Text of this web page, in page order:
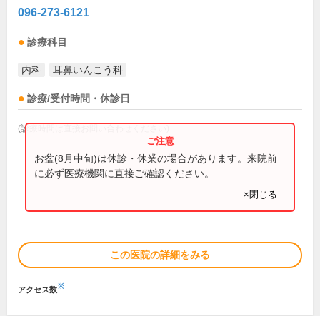
096-273-6121
診療科目
内科 耳鼻いんこう科
診療/受付時間・休診日
(診療時間は直接お問い合わせください)
お盆(8月中旬)は休診・休業の場合があります。来院前
に必ず医療機関に直接ご確認ください。
×閉じる
この医院の詳細をみる
アクセス数※